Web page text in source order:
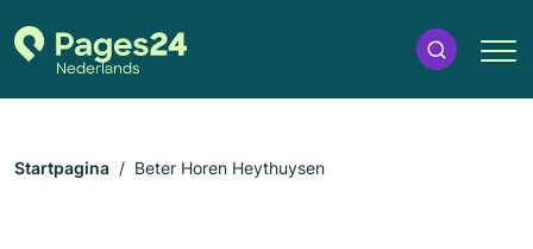
Startpagina Beter Horen Heythuysen